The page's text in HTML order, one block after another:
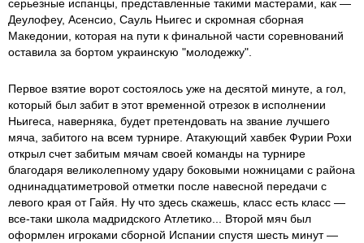
серьезные испанцы, представленные такими мастерами, как —
Деулофеу, Асенсио, Сауль Ньигес и скромная сборная
Македонии, которая на пути к финальной части соревнований
оставила за бортом украинскую "молодежку".
Первое взятие ворот состоялось уже на десятой минуте, а гол,
который был забит в этот временной отрезок в исполнении
Ньигеса, наверняка, будет претендовать на звание лучшего
мяча, забитого на всем турнире. Атакующий хавбек Фурии Рохи
открыл счет забитым мячам своей команды на турнире
благодаря великолепному удару боковыми ножницами с района
однинадцатиметровой отметки после навесной передачи с
левого края от Гайя. Ну что здесь скажешь, класс есть класс —
все-таки школа мадридского Атлетико... Второй мяч был
оформлен игроками сборной Испании спустя шесть минут —